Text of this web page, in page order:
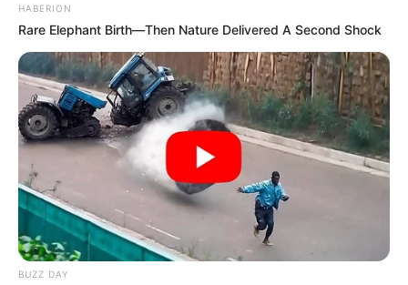
HABERION
Rare Elephant Birth—Then Nature Delivered A Second Shock
BUZZ DAY